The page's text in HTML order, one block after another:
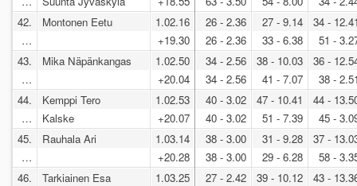
42.
…
Montonen Eetu
1.02.16
+19.30
26 - 2.36
26 - 2.36
27 - 9.14
33 - 6.38
34 -
51 -
43.
…
Mika Näpänkangas
1.02.50
+20.04
34 - 2.56
34 - 2.56
38 - 10.03
41 - 7.07
36 -
38 -
44.
…
Kemppi Tero
Kalske
1.02.53
+20.07
40 - 3.02
40 - 3.02
47 - 10.41
51 - 7.39
44 -
45 -
45.
…
Rauhala Ari
1.03.14
+20.28
38 - 3.00
38 - 3.00
31 - 9.28
29 - 6.28
37 -
58 -
46.
Tarkiainen Esa
1.03.25
27 - 2.42
39 - 10.12
43 -